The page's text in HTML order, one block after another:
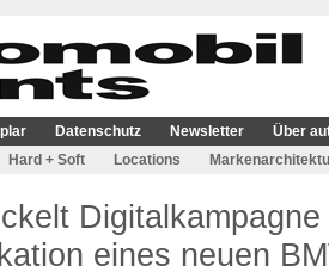
Datenschutz Newsletter
Über
Hard + Soft Locations
eines neuen